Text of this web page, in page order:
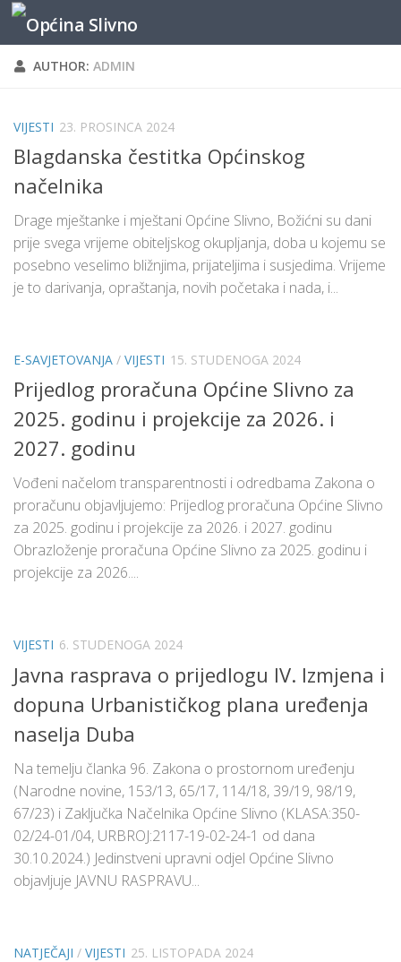
content
Skip to content
AUTHOR: ADMIN
VIJESTI 23. PROSINCA 2024
Blagdanska čestitka Općinskog
načelnika
Drage mještanke i mještani Općine Slivno, Božićni su dani
prije svega vrijeme obiteljskog okupljanja, doba u kojemu se
posebno veselimo bližnjima, prijateljima i susjedima. Vrijeme
je to darivanja, opraštanja, novih početaka i nada, i...
E-SAVJETOVANJA / VIJESTI 15. STUDENOGA 2024
Prijedlog proračuna Općine Slivno za
2025. godinu i projekcije za 2026. i
2027. godinu
Vođeni načelom transparentnosti i odredbama Zakona o
proračunu objavljujemo: Prijedlog proračuna Općine Slivno
za 2025. godinu i projekcije za 2026. i 2027. godinu
Obrazloženje proračuna Općine Slivno za 2025. godinu i
projekcije za 2026....
VIJESTI 6. STUDENOGA 2024
Javna rasprava o prijedlogu IV. Izmjena i
dopuna Urbanističkog plana uređenja
naselja Duba
Na temelju članka 96. Zakona o prostornom uređenju
(Narodne novine, 153/13, 65/17, 114/18, 39/19, 98/19,
67/23) i Zaključka Načelnika Općine Slivno (KLASA:350-
02/24-01/04, URBROJ:2117-19-02-24-1 od dana
30.10.2024.) Jedinstveni upravni odjel Općine Slivno
objavljuje JAVNU RASPRAVU...
NATJEČAJI / VIJESTI 25. LISTOPADA 2024